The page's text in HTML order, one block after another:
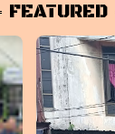
FEATURED